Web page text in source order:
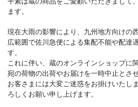
プ
カメラバッグ カメラ
クリーニングポーチ
ます。
現在大雨の影響により、九州地方向けの
広範囲で佐川急便による集配不能や配達
す。
これに伴い、蔵のオンラインショップに
宛の荷物の出荷やお届けを一時中止とさ
お客さまには大変ご迷惑をお掛けいたし
ろしくお願い申し上げます。